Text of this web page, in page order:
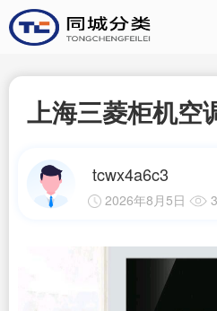
上海三菱柜机空
tcwx4a6c3
2026年8月5日